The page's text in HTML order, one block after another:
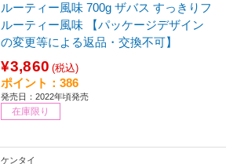
ルーティー風味 700g ザバス すっきりフ
ルーティー風味 【パッケージデザイン
の変更等による返品・交換不可】
¥3,860 (税込)
ポイント：386
発売日：2022年頃発売
在庫限り
ケンタイ